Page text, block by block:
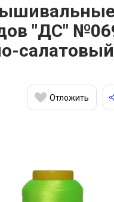
"ДС"
салатовый
Отложить